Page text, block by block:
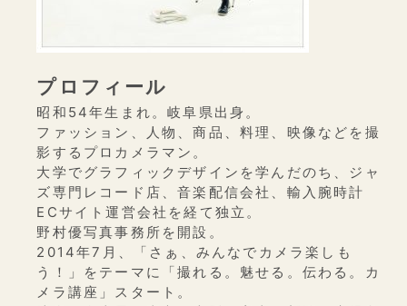
プロフィール
昭和54年生まれ。岐阜県出身。
ファッション、人物、商品、料理、映像などを撮
影するプロカメラマン。
大学でグラフィックデザインを学んだのち、ジャ
ズ専門レコード店、音楽配信会社、輸入腕時計
ECサイト運営会社を経て独立。
野村優写真事務所を開設。
2014年7月、「さぁ、みんなでカメラ楽しも
う！」をテーマに「撮れる。魅せる。伝わる。カ
メラ講座」スタート。